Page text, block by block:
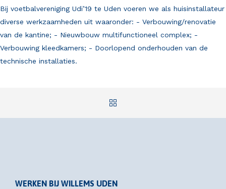
Bij voetbalvereniging Udi’19 te Uden voeren we als huisinstallateur
diverse werkzaamheden uit waaronder: - Verbouwing/renovatie
van de kantine; - Nieuwbouw multifunctioneel complex; -
Verbouwing kleedkamers; - Doorlopend onderhouden van de
technische installaties.
WERKEN BIJ WILLEMS UDEN